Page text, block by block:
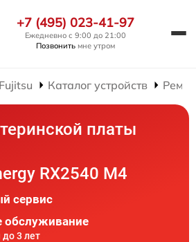
+7 (495) 023-41-97
Ежедневно с 9:00 до 21:00
Позвонить мне утром
Каталог устройств
платы
RX2540 M4
сервис
обслуживание
3 лет